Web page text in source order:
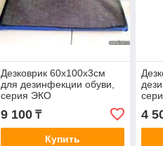
Дезковрик 60x100x3см
для дезинфекции обуви,
серия ЭКО
9 100₸
Купить
4